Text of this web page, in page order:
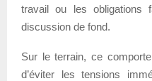
travail ou les obligations
discussion de fond.
Sur le terrain, ce
d’éviter les tensions